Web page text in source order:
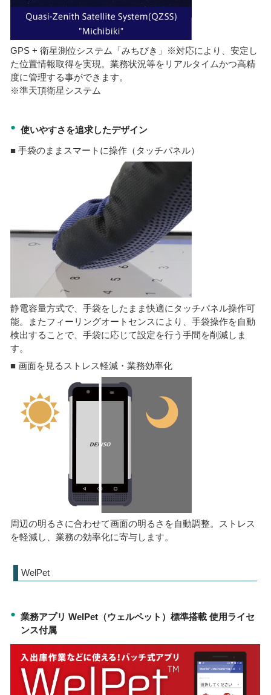
GPS + 衛星測位システム「みちびき」※対応により、安定し
た位置情報取得を実現。業務状況等をリアルタイムかつ高精
度に管理する事ができます。
※準天頂衛星システム
● 使いやすさを追求したデザイン
■ 手袋のままスマートに操作（タッチパネル）
静電容量方式で、手袋をしたまま快適にタッチパネル操作可
能。またフィーリングオートセンスにより、手袋操作を自動
検出することで、手袋に応じて設定を行う手間を削減しま
す。
■ 画面を見るストレス軽減・業務効率化
周辺の明るさに合わせて画面の明るさを自動調整。ストレス
を軽減し、業務の効率化に寄与します。
WelPet
● 業務アプリ WelPet（ウェルペット）標準搭載 使用ライセ
ンス付属